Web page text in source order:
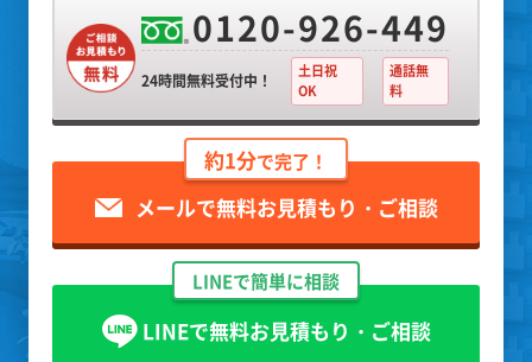
0120-926-449
24時間無料受付中！
土日祝
OK
通話無
料
約1分で完了！
メールで無料お見積もり・ご相談
LINEで簡単に相談
LINEで無料お見積もり・ご相談